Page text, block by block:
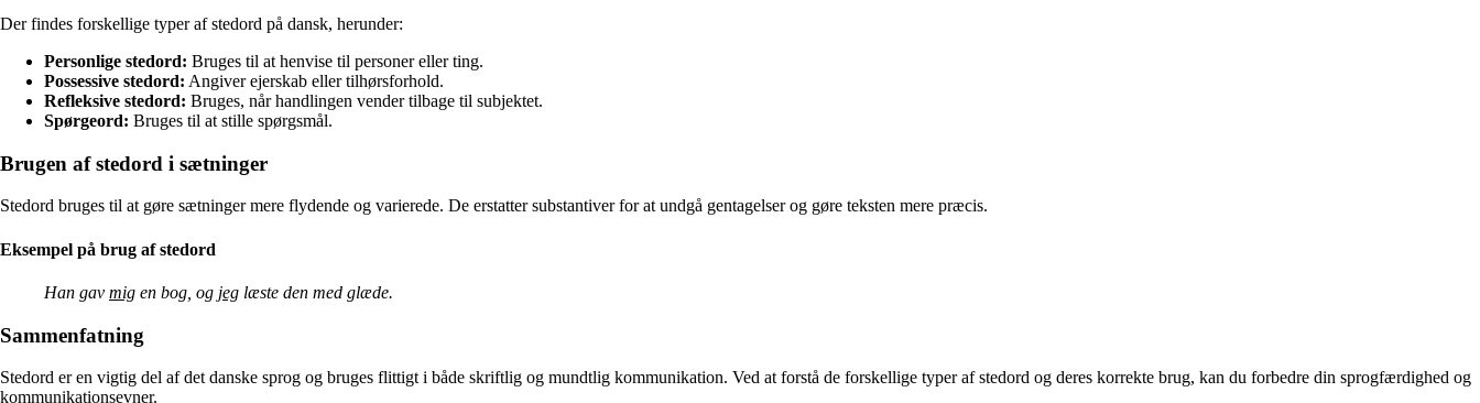
Der findes forskellige typer af stedord på dansk, herunder:
Personlige stedord: Bruges til at henvise til personer eller ting.
Possessive stedord: Angiver ejerskab eller tilhørsforhold.
Refleksive stedord: Bruges, når handlingen vender tilbage til subjektet.
Spørgeord: Bruges til at stille spørgsmål.
Brugen af stedord i sætninger
Stedord bruges til at gøre sætninger mere flydende og varierede. De erstatter substantiver for at undgå gentagelser og gøre teksten mere præcis.
Eksempel på brug af stedord
Han gav mig en bog, og jeg læste den med glæde.
Sammenfatning
Stedord er en vigtig del af det danske sprog og bruges flittigt i både skriftlig og mundtlig kommunikation. Ved at forstå de forskellige typer af stedord og deres korrekte brug, kan du forbedre din sprogfærdighed og
kommunikationsevner.